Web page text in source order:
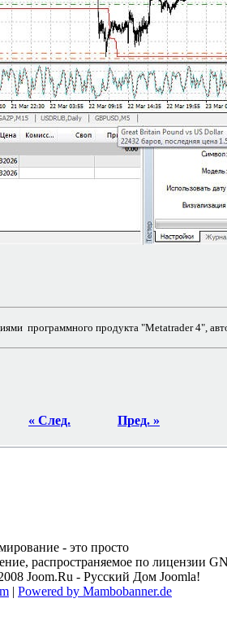
программного продукта "Metatrader 4",
« След.
Пред. »
- это просто
распространяемое по лицензии
Joom.Ru - Русский Дом Joomla!
| Powered by Mambobanner.de